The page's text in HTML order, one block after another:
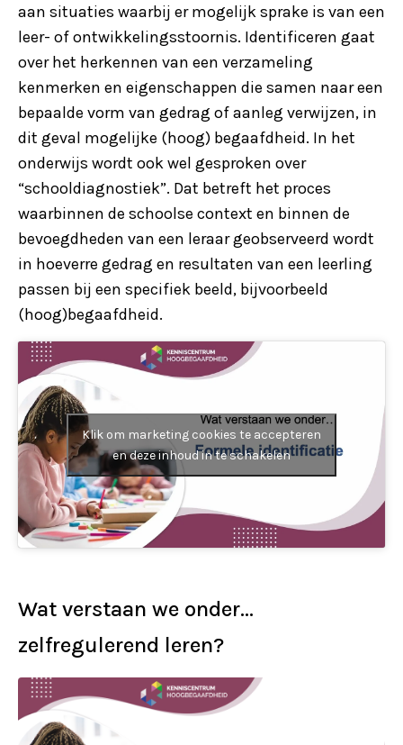
aan situaties waarbij er mogelijk sprake is van een
leer- of ontwikkelingsstoornis. Identificeren gaat
over het herkennen van een verzameling
kenmerken en eigenschappen die samen naar een
bepaalde vorm van gedrag of aanleg verwijzen, in
dit geval mogelijke (hoog) begaafdheid. In het
onderwijs wordt ook wel gesproken over
“schooldiagnostiek”. Dat betreft het proces
waarbinnen de schoolse context en binnen de
bevoegdheden van een leraar geobserveerd wordt
in hoeverre gedrag en resultaten van een leerling
passen bij een specifiek beeld, bijvoorbeeld
(hoog)begaafdheid.
Klik om marketing cookies te accepteren
en deze inhoud in te schakelen
Wat verstaan we onder…
zelfregulerend leren?